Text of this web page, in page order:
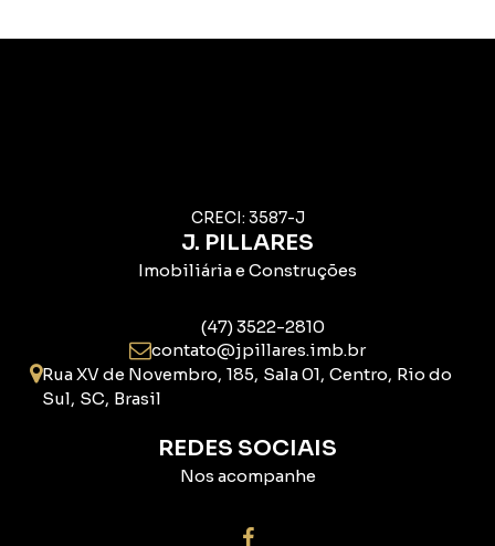
CRECI: 3587-J
J. PILLARES
Imobiliária e Construções
(47) 3522-2810
contato@jpillares.imb.br
Rua XV de Novembro, 185, Sala 01, Centro, Rio do
Sul, SC, Brasil
REDES SOCIAIS
Nos acompanhe